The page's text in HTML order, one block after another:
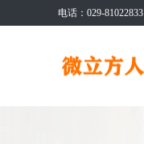
电话：029-81022833